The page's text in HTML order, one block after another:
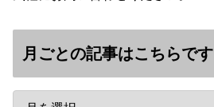
月ごとの記事はこちらです